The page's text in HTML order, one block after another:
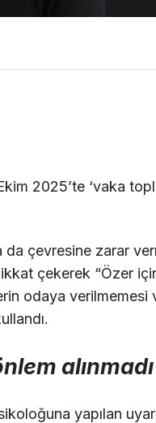
2025’te ‘vaka
da çevresine zarar
çekerek “Özer
odaya verilmemesi
yapılan